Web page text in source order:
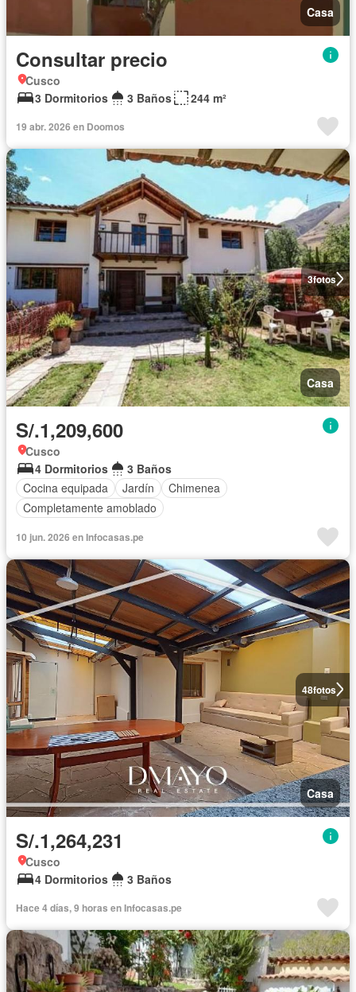
Casa
Consultar precio
Cusco
3 Dormitorios
3 Baños 244 m²
19 abr. 2026 en Doomos
3fotos
Casa
S/.1,209,600
Cusco
4 Dormitorios
3 Baños
Cocina equipada
Jardín
Chimenea
Completamente amoblado
10 jun. 2026 en Infocasas.pe
48fotos
Casa
S/.1,264,231
Cusco
4 Dormitorios
3 Baños
Hace 4 días, 9 horas en Infocasas.pe